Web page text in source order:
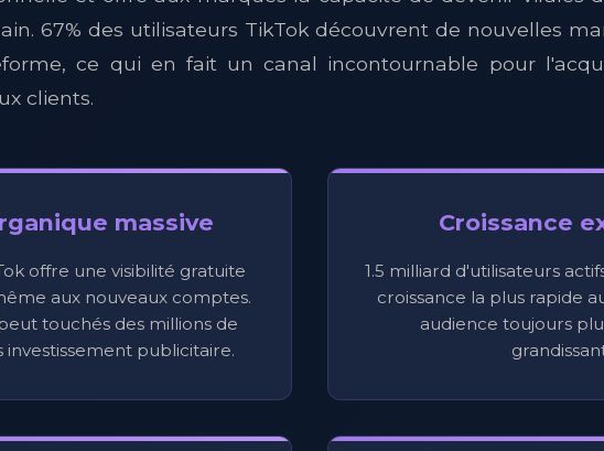
67% des utilisateurs TikTok découvrent de nouvelles
ce qui en fait un canal incontournable pour
clients.
massive
offre une visibilité gratuite
aux nouveaux comptes.
touchés des millions de
investissement publicitaire.
Croissance
1.5 milliard d'utilisateurs
croissance la plus rapide
audience toujours